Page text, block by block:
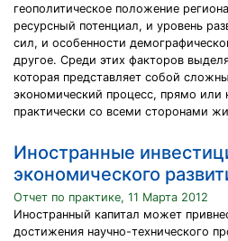
геополитическое положение
ресурсный потенциал, и уровень
сил, и особенности
другое. Среди этих факторов
которая представляет собой
экономический процесс, прямо или
практически со всеми сторонами
Иностранные
экономического
Отчет по практике, 11 Марта 2012
Иностранный капитал может
достижения научно-технического